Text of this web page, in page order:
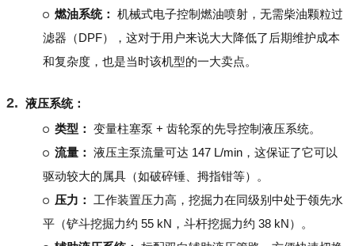
燃油系统： 机械式电子控制燃油喷射，无需柴油颗粒过
滤器（DPF），这对于用户来说大大降低了后期维护成本
和复杂度，也是当时该机型的一大卖点。
液压系统：
类型： 变量柱塞泵 + 齿轮泵的先导控制液压系统。
流量： 液压主泵流量可达 147 L/min，这保证了它可以
驱动较大的属具（如破碎锤、拇指钳等）。
压力：
工作装置压力高，挖掘力在同级别中处于领先水
平（铲斗挖掘力约 55 kN，斗杆挖掘力约 38 kN）。